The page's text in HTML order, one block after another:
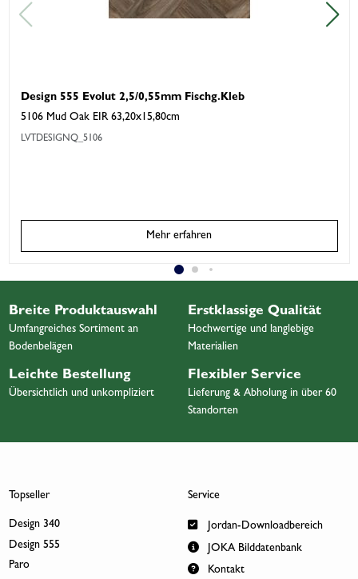
Design 555 Evolut 2,5/0,55mm Fischg.Kleb
5106 Mud Oak EIR 63,20x15,80cm
LVTDESIGNQ_5106
Mehr erfahren
Breite Produktauswahl
Umfangreiches Sortiment an
Bodenbelägen
Erstklassige Qualität
Hochwertige und langlebige
Materialien
Leichte Bestellung
Übersichtlich und unkompliziert
Flexibler Service
Lieferung & Abholung in über 60
Standorten
Topseller
Design 340
Design 555
Paro
Service
Jordan-Downloadbereich
JOKA Bilddatenbank
Kontakt